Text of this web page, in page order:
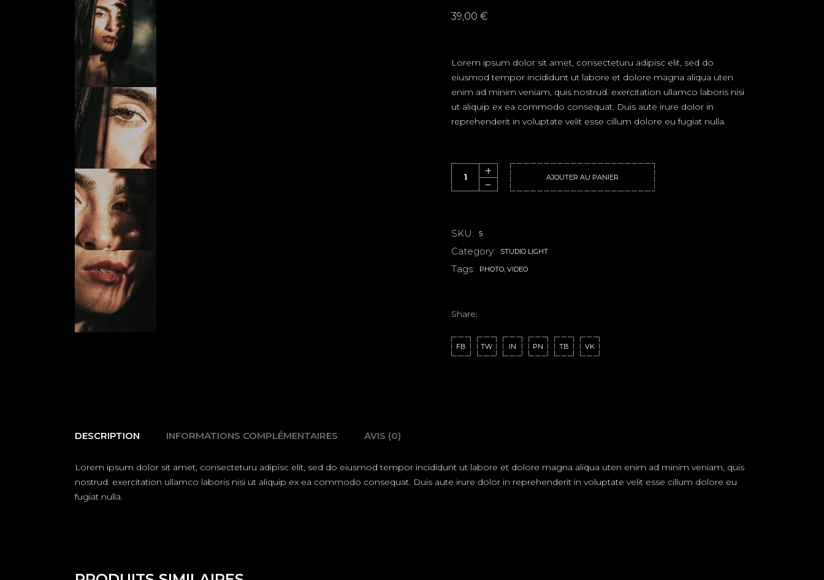
39,00 €
Lorem ipsum dolor sit amet, consecteturu adipisc elit, sed do
eiusmod tempor incididunt ut labore et dolore magna aliqua uten
enim ad minim veniam, quis nostrud. exercitation ullamco laboris nisi
ut aliquip ex ea commodo consequat. Duis aute irure dolor in
reprehenderit in voluptate velit esse cillum dolore eu fugiat nulla.
Limited Edition quantity
AJOUTER AU PANIER
SKU: 5
Category: STUDIO LIGHT
Tags: PHOTO, VIDEO
Share:
FB TW IN PN TB VK
DESCRIPTION INFORMATIONS COMPLÉMENTAIRES AVIS (0)
Lorem ipsum dolor sit amet, consecteturu adipisc elit, sed do eiusmod tempor incididunt ut labore et dolore magna aliqua uten enim ad minim veniam, quis
nostrud. exercitation ullamco laboris nisi ut aliquip ex ea commodo consequat. Duis aute irure dolor in reprehenderit in voluptate velit esse cillum dolore eu
fugiat nulla.